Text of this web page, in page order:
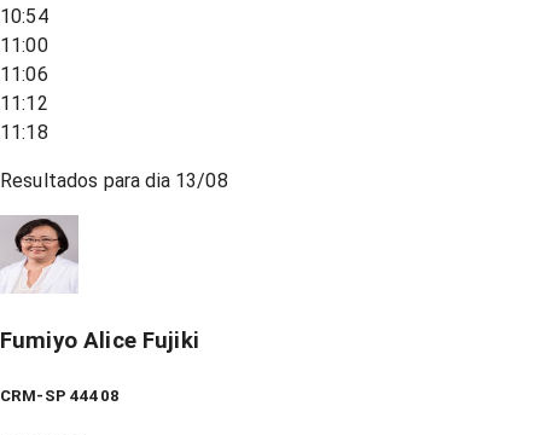
10:54
11:00
11:06
11:12
11:18
Resultados para dia 13/08
Fumiyo Alice Fujiki
CRM-SP 44408